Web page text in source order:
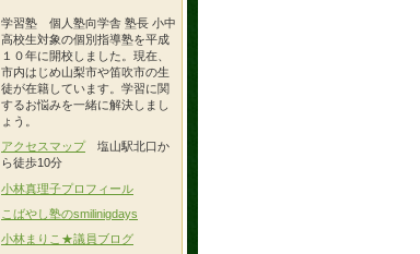
学習塾 個人塾向学舎 塾長 小中
高校生対象の個別指導塾を平成
１０年に開校しました。現在、
市内はじめ山梨市や笛吹市の生
徒が在籍しています。学習に関
するお悩みを一緒に解決しまし
ょう。
アクセスマップ 塩山駅北口か
ら徒歩10分
小林真理子プロフィール
こばやし塾のsmilinigdays
小林まりこ★議員ブログ